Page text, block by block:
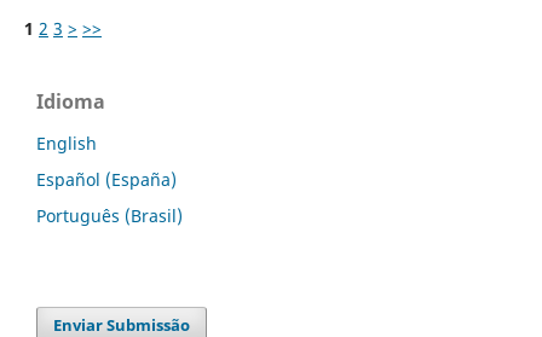
1 2 3 > >>
Idioma
English
Español (España)
Português (Brasil)
Enviar Submissão